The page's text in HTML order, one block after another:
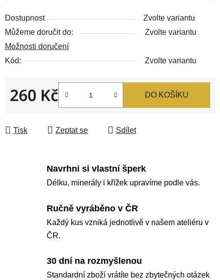
Dostupnost
Zvolte variantu
Můžeme doručit do:
Zvolte variantu
Možnosti doručení
Kód:
Zvolte variantu
260 Kč DO KOŠÍKU
Tisk Zeptat se Sdílet
Navrhni si vlastní šperk
Délku, minerály i křížek upravíme podle vás.
Ručně vyráběno v ČR
Každý kus vzniká jednotlivě v našem ateliéru v
ČR.
30 dní na rozmyšlenou
Standardní zboží vrátíte bez zbytečných otázek